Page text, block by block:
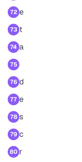
72 e
73 t
74 a
75
76 d
77 e
78 s
79 c
80 r